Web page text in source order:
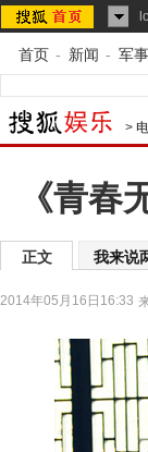
首页 - 新闻 - 军事
>
《青春
正文 我来说
2014年05月16日16:33